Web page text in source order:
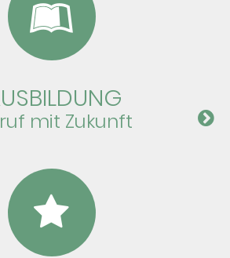
mit Zu­kunft